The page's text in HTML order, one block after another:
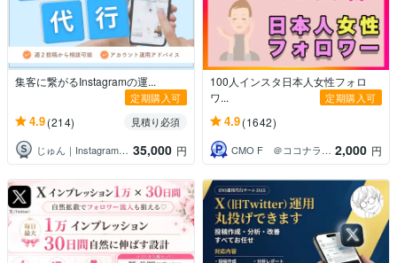
集客に繋がるInstagramの運...
定期購入可
4.9(214)
見積り必須
じゅん｜Instagram運用
35,000 円
100人インスタ日本人女性フォロ
ワ...
定期購入可
4.9(1642)
CMO F ＠ココナラNo1セラー 2,000 円